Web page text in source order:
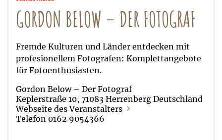
GORDON BELOW – DER FOTOGRAF
Fremde Kulturen und Länder entdecken mit
profesionellem Fotografen: Komplettangebote
für Fotoenthusiasten.
Gordon Below – Der Fotograf
Keplerstraße 10, 71083 Herrenberg Deutschland
Webseite des Veranstalters
Telefon 0162 9054366